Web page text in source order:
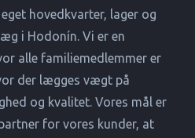
hovedkvarter, lager og
i Hodonín. Vi er en
alle familiemedlemmer er
der lægges vægt på
og kvalitet. Vores mål er
for vores kunder, at